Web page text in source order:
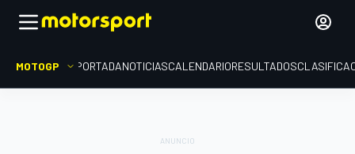
MOTOGP PORTADANOTICIASCALENDARIORESULTADOS